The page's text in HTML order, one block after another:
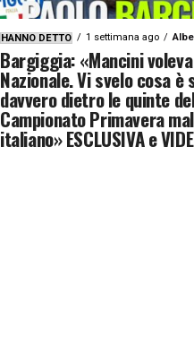
HANNO DETTO 1 settimana ago
Bargiggia: «Mancini
Nazionale. Vi svelo cosa è
davvero dietro le quinte
Campionato Primavera
italiano» ESCLUSIVA e